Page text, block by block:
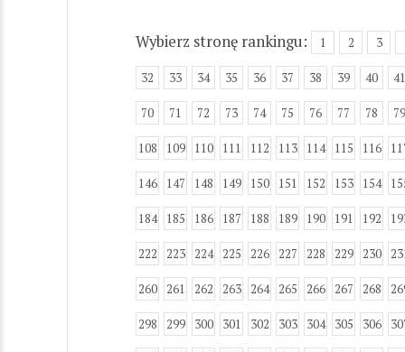
Wybierz stronę rankingu: 1 2 3
32 33 34 35 36 37 38 39 40 41
70 71 72 73 74 75 76 77 78 79
108 109 110 111 112 113 114 115 116
146 147 148 149 150 151 152 153 154
184 185 186 187 188 189 190 191 192
222 223 224 225 226 227 228 229 230
260 261 262 263 264 265 266 267 268
298 299 300 301 302 303 304 305 306